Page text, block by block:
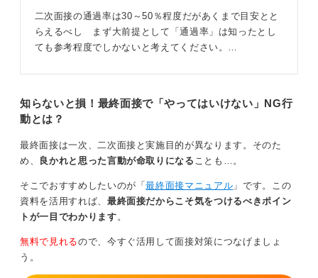
二次面接の通過率は30～50％程度だがあくまで目安とと
らえるべし まず大前提として「通過率」は知ったとし
ても参考程度でしかないと考えてください。…
知らないと損！最終面接で「やってはいけない」NG行
動とは？
最終面接は一次、二次面接と実施目的が異なります。そのた
め、
良かれと思った言動が命取りになる ことも…。
そこでおすすめしたいのが「最終面接マニュアル 」です。この
資料を活用すれば、 最終面接だからこそ気をつけるべきポイン
トが一目でわかります。
無料で見れるので、今すぐ活用して面接対策につなげましょ
う。